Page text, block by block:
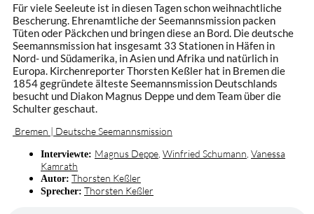
Für viele Seeleute ist in diesen Tagen schon weihnachtliche
Bescherung. Ehrenamtliche der Seemannsmission packen
Tüten oder Päckchen und bringen diese an Bord. Die deutsche
Seemannsmission hat insgesamt 33 Stationen in Häfen in
Nord- und Südamerika, in Asien und Afrika und natürlich in
Europa. Kirchenreporter Thorsten Keßler hat in Bremen die
1854 gegründete älteste Seemannsmission Deutschlands
besucht und Diakon Magnus Deppe und dem Team über die
Schulter geschaut.
Bremen | Deutsche Seemannsmission
Interviewte: Magnus Deppe Winfried Schumann Vanessa
Kamrath
Autor: Thorsten Keßler
Sprecher: Thorsten Keßler